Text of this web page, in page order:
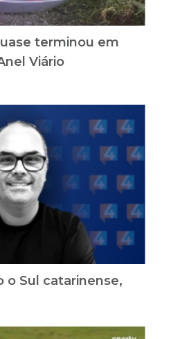
terminou em
Viário
o Sul catarinense,